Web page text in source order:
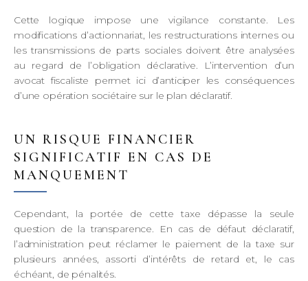
Cette logique impose une vigilance constante. Les
modifications d’actionnariat, les restructurations internes ou
les transmissions de parts sociales doivent être analysées
au regard de l’obligation déclarative. L’intervention d’un
avocat fiscaliste permet ici d’anticiper les conséquences
d’une opération sociétaire sur le plan déclaratif.
UN RISQUE FINANCIER
SIGNIFICATIF EN CAS DE
MANQUEMENT
Cependant, la portée de cette taxe dépasse la seule
question de la transparence. En cas de défaut déclaratif,
l’administration peut réclamer le paiement de la taxe sur
plusieurs années, assorti d’intérêts de retard et, le cas
échéant, de pénalités.